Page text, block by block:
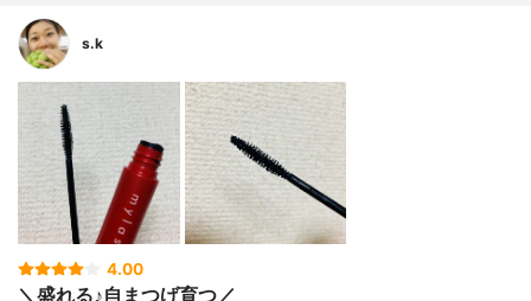
s.k
4.00
＼盛れる♪自まつげ育つ／